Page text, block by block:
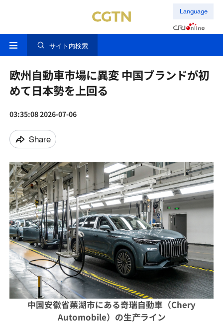
Language
サイト内検索
欧州自動車市場に異変 中国ブランドが初
めて日本勢を上回る
03:35:08 2026-07-06
Share
中国安徽省蕪湖市にある奇瑞自動車（Chery
Automobile）の生产ライン